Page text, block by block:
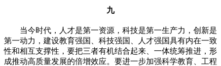
九
当今时代，人才是第一资源，科技是第一生产力，创新是
第一动力，建设教育强国、科技强国、人才强国具有内在一致
性和相互支撑性，要把三者有机结合起来、一体统筹推进，形
成推动高质量发展的倍增效应。要进一步加强科学教育、工程